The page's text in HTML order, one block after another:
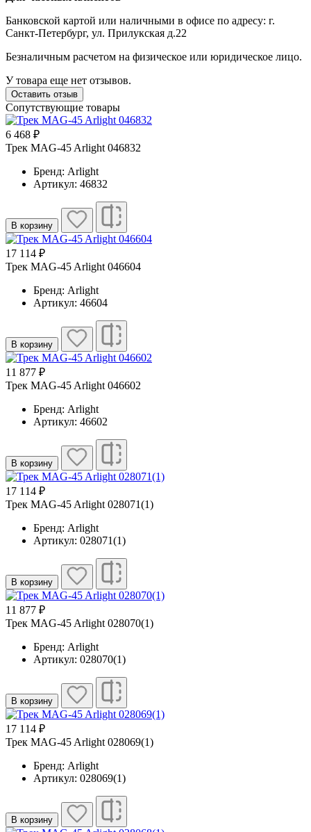
Банковской картой или наличными в офисе по адресу: г.
Санкт-Петербург, ул. Прилукская д.22
Безналичным расчетом на физическое или юридическое лицо.
У товара еще нет отзывов.
Оставить отзыв
Сопутствующие товары
6 468 ₽
Трек MAG-45 Arlight 046832
Бренд: Arlight
Артикул: 46832
В корзину
17 114 ₽
Трек MAG-45 Arlight 046604
Бренд: Arlight
Артикул: 46604
В корзину
11 877 ₽
Трек MAG-45 Arlight 046602
Бренд: Arlight
Артикул: 46602
В корзину
17 114 ₽
Трек MAG-45 Arlight 028071(1)
Бренд: Arlight
Артикул: 028071(1)
В корзину
11 877 ₽
Трек MAG-45 Arlight 028070(1)
Бренд: Arlight
Артикул: 028070(1)
В корзину
17 114 ₽
Трек MAG-45 Arlight 028069(1)
Бренд: Arlight
Артикул: 028069(1)
В корзину